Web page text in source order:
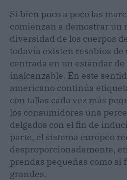
Si bien poco a poco las
comienzan a demostrar un
diversidad de los cuerpos
todavía existen resabios de
centrada en un estándar de
inalcanzable. En este
americano continúa
con tallas cada vez más
los consumidores una
delgados con el fin de
parte, el sistema europeo
desproporcionadamente,
prendas pequeñas como si
grandes.